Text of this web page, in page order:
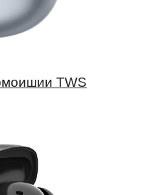
TWS